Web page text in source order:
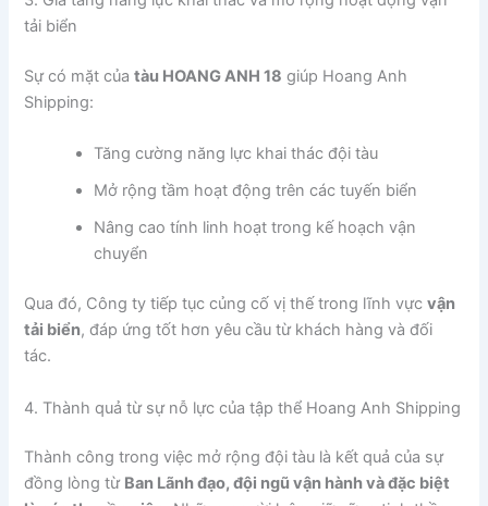
tải biển
Sự có mặt củatàu HOANG ANH 18 giúp Hoang Anh
Shipping:
Tăng cường năng lực khai thác đội tàu
Mở rộng tầm hoạt động trên các tuyến biển
Nâng cao tính linh hoạt trong kế hoạch vận
chuyển
Qua đó, Công ty tiếp tục củng cố vị thế trong lĩnh vựcvận
tải biển, đáp ứng tốt hơn yêu cầu từ khách hàng và đối
tác.
4. Thành quả từ sự nỗ lực của tập thể Hoang Anh Shipping
Thành công trong việc mở rộng đội tàu là kết quả của sự
đồng lòng từ Ban Lãnh đạo, đội ngũ vận hành và đặc biệt